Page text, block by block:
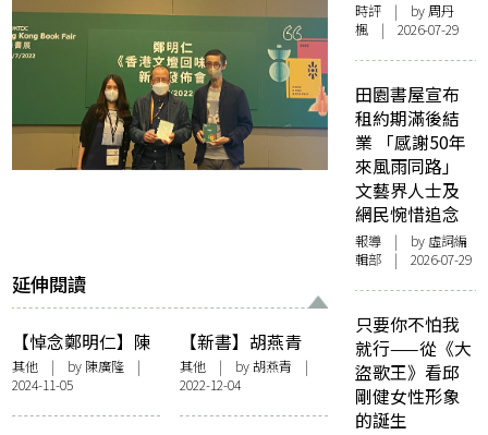
延伸閱讀
【悼念鄭明仁】陳
廣隆悼文
其他 | by 陳廣隆 |
2024-11-05
【新書】胡燕青
《面對面的離情》
書摘——〈靈感〉
其他| by胡燕青 |
2022-12-04
時評 | by周丹
楓 | 2026-07-29
田園書屋宣布
租約期滿後結
業 「感謝50年
來風雨同路」
文藝界人士及
網民惋惜追念
報導 | by 虛詞編
輯部 | 2026-07-29
只要你不怕我
就行——從《大
盜歌王》看邱
剛健女性形象
的誕生